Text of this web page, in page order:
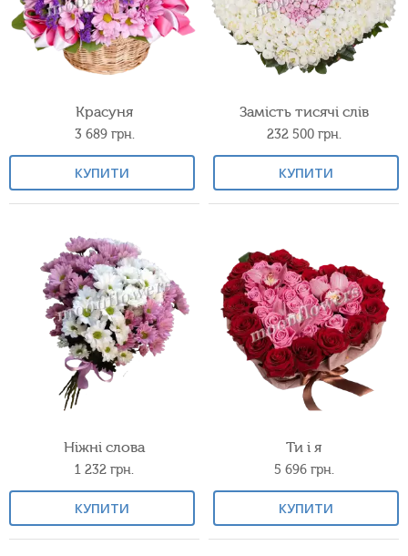
Красуня
3 689 грн.
КУПИТИ
Замість тисячі слів
232 500 грн.
КУПИТИ
Ніжні слова
1 232 грн.
КУПИТИ
Ти і я
5 696 грн.
КУПИТИ